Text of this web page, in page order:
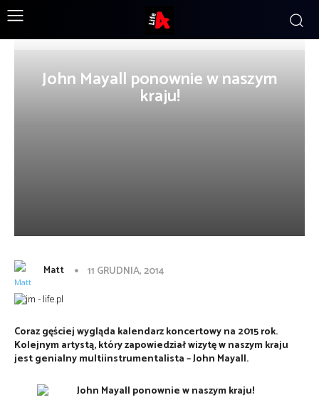
John Mayall ponownie w naszym
kraju!
Matt 11 GRUDNIA, 2014
Coraz gęściej wygląda kalendarz koncertowy na 2015 rok.
Kolejnym artystą, który zapowiedział wizytę w naszym kraju
jest genialny multiinstrumentalista – John Mayall.